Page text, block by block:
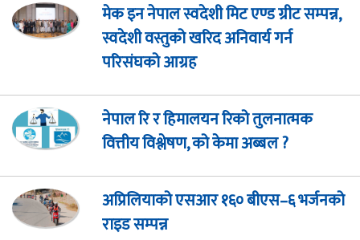
मेक इन नेपाल स्वदेशी मिट एण्ड ग्रीट सम्पन्न,
स्वदेशी वस्तुको खरिद अनिवार्य गर्न
परिसंघको आग्रह
नेपाल रि र हिमालयन रिको तुलनात्मक
वित्तीय विश्लेषण, को केमा अब्बल ?
अप्रिलियाको एसआर १६० बीएस–६ भर्जनको
राइड सम्पन्न